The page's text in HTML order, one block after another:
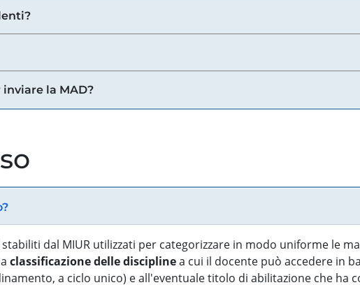
la MAD?
dal MIUR utilizzati per categorizzare in modo uniforme le
classificazione delle disciplinea cui il docente può accedere in
a ciclo unico) e all'eventuale titolo di abilitazione che ha